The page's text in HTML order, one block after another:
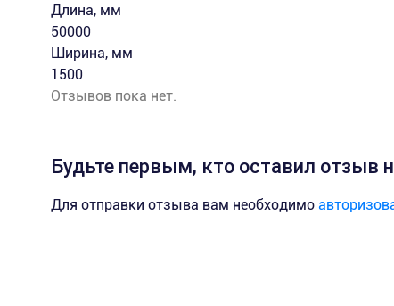
Длина, мм
50000
Ширина, мм
1500
Отзывов пока нет.
Будьте первым, кто оставил отзыв
Для отправки отзыва вам необходимо